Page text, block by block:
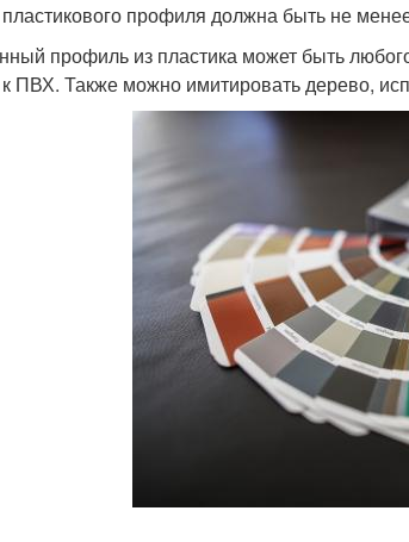
профиля должна быть не
профиль из пластика может быть
к ПВХ. Также можно имитировать дерево,